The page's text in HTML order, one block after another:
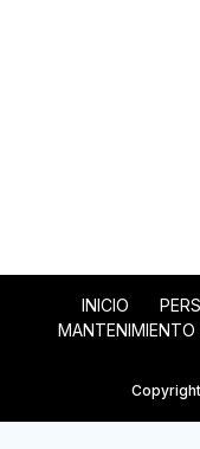
INICIO
MANTENIMIENTO